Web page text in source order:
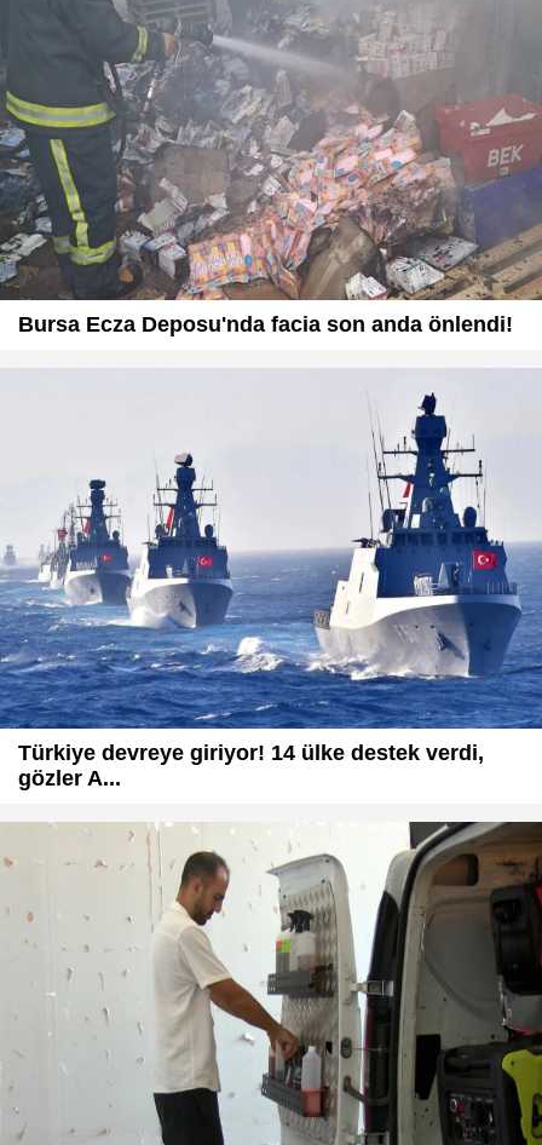
Bursa Ecza Deposu'nda facia son anda önlendi!
Türkiye devreye giriyor! 14 ülke destek verdi,
gözler A...